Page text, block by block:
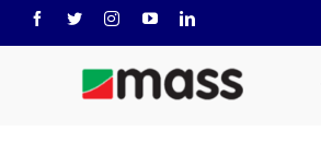
Skip
to